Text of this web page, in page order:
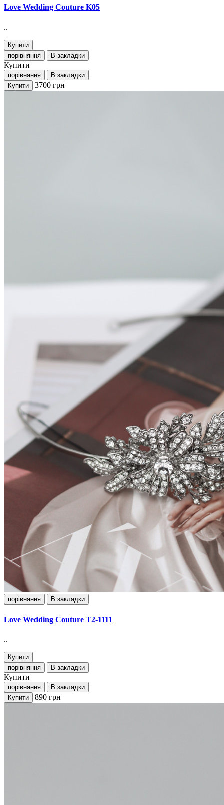
Love Wedding Couture K05
..
Купити
порівняння
В закладки
Купити
порівняння
В закладки
Купити
3700 грн
порівняння В закладки
Love Wedding Couture Т2-1111
..
Купити
порівняння
В закладки
Купити
порівняння
В закладки
Купити
890 грн